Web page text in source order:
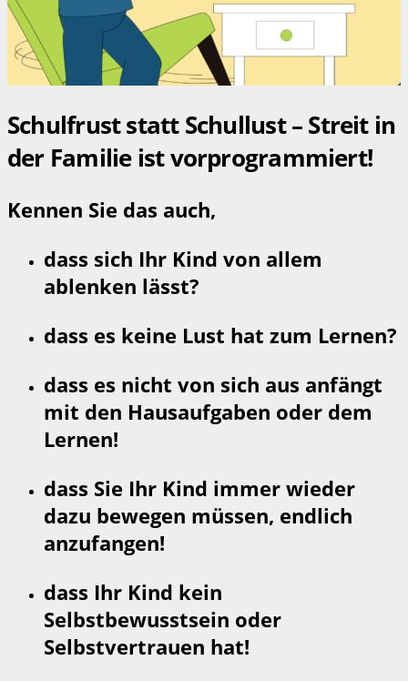
Schulfrust statt Schullust – Streit in
der Familie ist vorprogrammiert!
Kennen Sie das auch,
dass sich Ihr Kind von allem
ablenken lässt?
dass es keine Lust hat zum Lernen?
dass es nicht von sich aus anfängt
mit den Hausaufgaben oder dem
Lernen!
dass Sie Ihr Kind immer wieder
dazu bewegen müssen, endlich
anzufangen!
dass Ihr Kind kein
Selbstbewusstsein oder
Selbstvertrauen hat!